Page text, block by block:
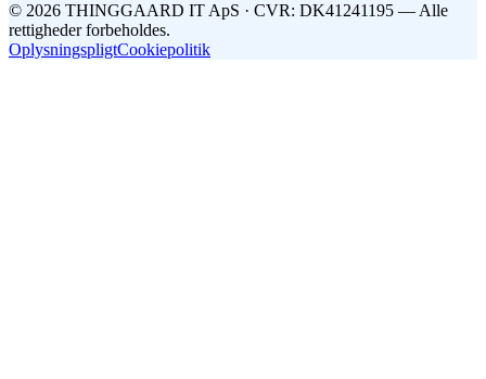
© 2026 THINGGAARD IT ApS · CVR: DK41241195 — Alle
rettigheder forbeholdes.
OplysningspligtCookiepolitik